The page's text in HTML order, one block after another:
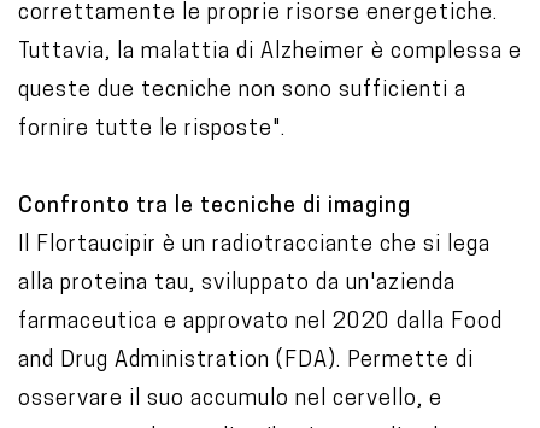
correttamente le proprie risorse energetiche.
Tuttavia, la malattia di Alzheimer è complessa e
queste due tecniche non sono sufficienti a
fornire tutte le risposte".
Confronto tra le tecniche di imaging
Il Flortaucipir è un radiotracciante che si lega
alla proteina tau, sviluppato da un'azienda
farmaceutica e approvato nel 2020 dalla Food
and Drug Administration (FDA). Permette di
osservare il suo accumulo nel cervello, e